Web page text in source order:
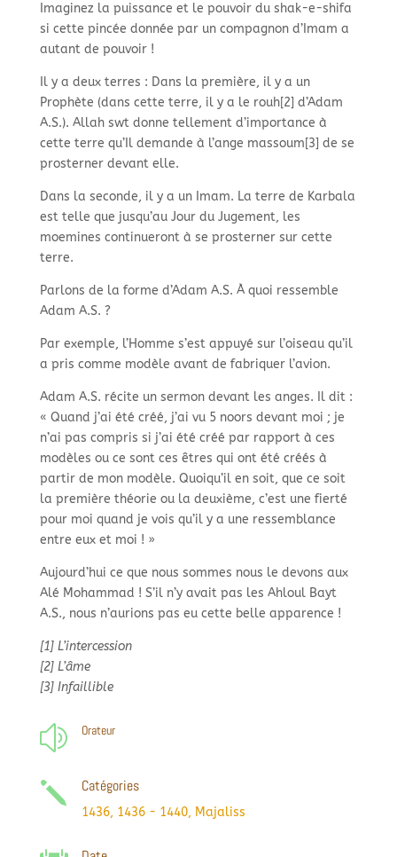
Imaginez la puissance et le pouvoir du shak-e-shifa
si cette pincée donnée par un compagnon d’Imam a
autant de pouvoir !
Il y a deux terres : Dans la première, il y a un
Prophète (dans cette terre, il y a le rouh[2] d’Adam
A.S.). Allah swt donne tellement d’importance à
cette terre qu’Il demande à l’ange massoum[3] de se
prosterner devant elle.
Dans la seconde, il y a un Imam. La terre de Karbala
est telle que jusqu’au Jour du Jugement, les
moemines continueront à se prosterner sur cette
terre.
Parlons de la forme d’Adam A.S. À quoi ressemble
Adam A.S. ?
Par exemple, l’Homme s’est appuyé sur l’oiseau qu’il
a pris comme modèle avant de fabriquer l’avion.
Adam A.S. récite un sermon devant les anges. Il dit :
« Quand j’ai été créé, j’ai vu 5 noors devant moi ; je
n’ai pas compris si j’ai été créé par rapport à ces
modèles ou ce sont ces êtres qui ont été créés à
partir de mon modèle. Quoiqu’il en soit, que ce soit
la première théorie ou la deuxième, c’est une fierté
pour moi quand je vois qu’il y a une ressemblance
entre eux et moi ! »
Aujourd’hui ce que nous sommes nous le devons aux
Alé Mohammad ! S’il n’y avait pas les Ahloul Bayt
A.S., nous n’aurions pas eu cette belle apparence !
[1] L’intercession
[2] L’âme
[3] Infaillible
z Orateur
j Catégories
1436, 1436 - 1440, Majaliss